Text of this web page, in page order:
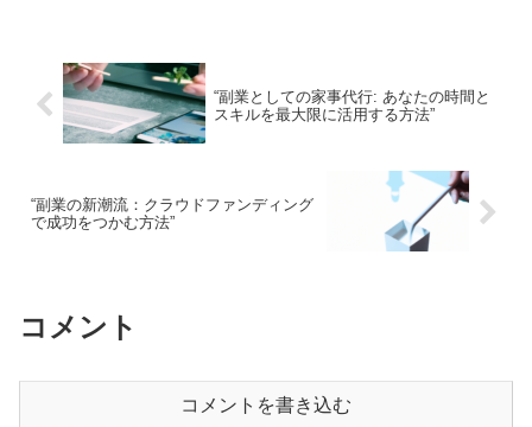
“副業としての家事代行: あなたの時間と
スキルを最大限に活用する方法”
“副業の新潮流：クラウドファンディング
で成功をつかむ方法”
コメント
コメントを書き込む